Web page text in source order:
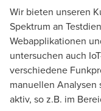
Wir bieten unseren
Spektrum an
Webapplikationen
untersuchen auch
verschiedene
manuellen Analysen
aktiv, so z.B. im